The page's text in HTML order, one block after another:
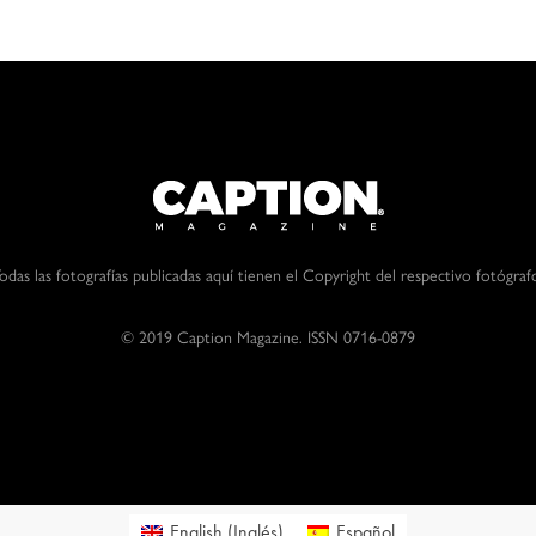
las fotografías publicadas aquí tienen el Copyright del respectivo
© 2019 Caption Magazine. ISSN 0716-0879